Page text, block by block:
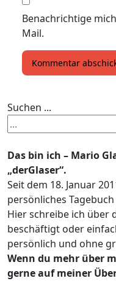
Benachrichtige
Mail.
Suchen ...
Das bin ich – Mario
„derGlaser“.
Seit dem 18. Januar
persönliches
Hier schreibe ich über
beschäftigt oder
persönlich und ohne
Wenn du mehr über
gerne auf meiner